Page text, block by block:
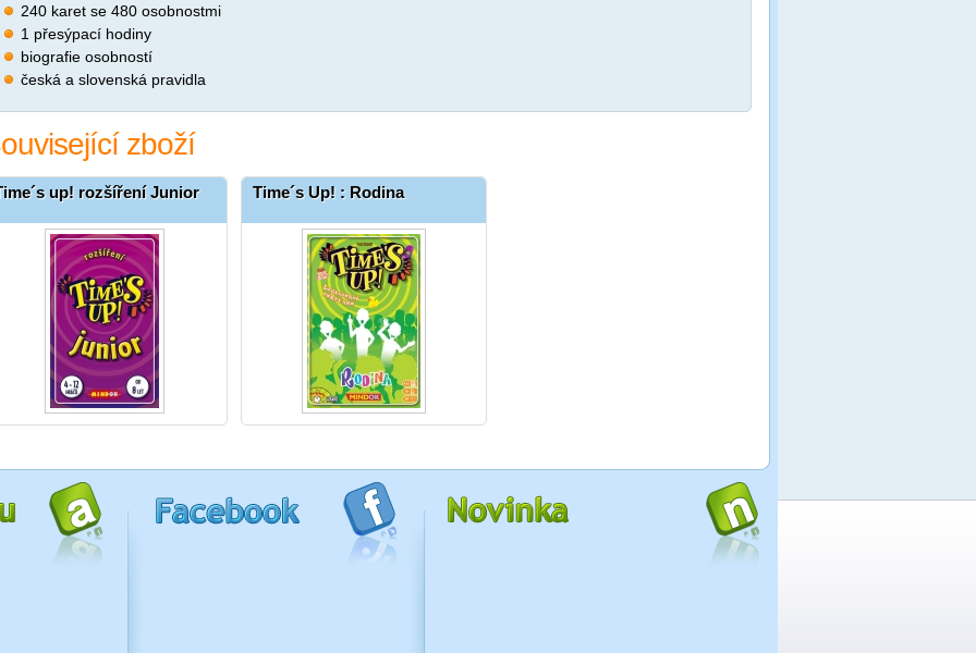
240 karet se 480 osobnostmi
1 přesýpací hodiny
biografie osobností
česká a slovenská pravidla
zboží
up! rozšíření Junior Time´s Up! : Rodina